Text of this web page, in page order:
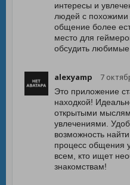
интересы и
людей с похожими
общение более
место для
обсудить
alexyamp 7
Это приложение
находкой!
открытыми
увлечениями.
возможность
процесс общения
всем, кто ищет
знакомствам!